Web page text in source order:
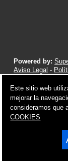
Powered by:
Aviso Legal -
Este sitio web
mejorar la
consideramos que
COOKIES